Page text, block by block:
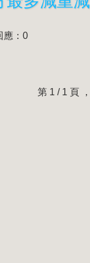
應：0
第 1 / 1